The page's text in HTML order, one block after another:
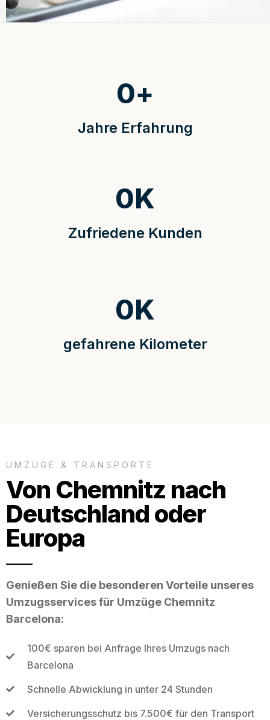
Jahre Erfahrung
0+
Zufriedene Kunden
0K
gefahrene Kilometer
0K
UMZÜGE & TRANSPORTE
Von Chemnitz nach
Deutschland oder
Europa
Genießen Sie die besonderen Vorteile unseres
Umzugsservices für Umzüge Chemnitz
Barcelona:
100€ sparen bei Anfrage Ihres Umzugs nach
Barcelona
Schnelle Abwicklung in unter 24 Stunden
Versicherungsschutz bis 7.500€ für den Transport